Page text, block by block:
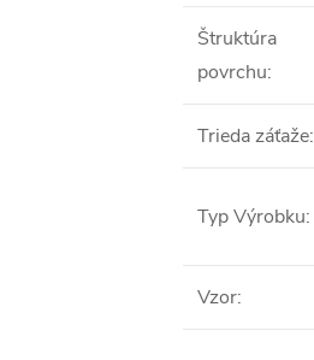
Štruktúra
povrchu:
Trieda záťaže:
Typ Výrobku:
Vzor: